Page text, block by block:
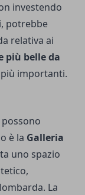
investendo
potrebbe
relativa ai
belle da
più importanti.
è la Galleria
uno spazio
La